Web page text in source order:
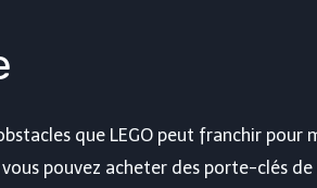
que LEGO peut franchir
vous pouvez acheter des porte-clés